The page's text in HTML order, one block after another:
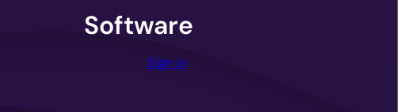
Software
Sign in